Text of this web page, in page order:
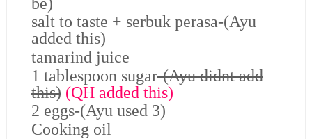
salt to taste + serbuk perasa-(Ayu
added this)
tamarind juice
1 tablespoon sugar-(Ayu didnt add
this) (QH added this)
2 eggs-(Ayu used 3)
Cooking oil